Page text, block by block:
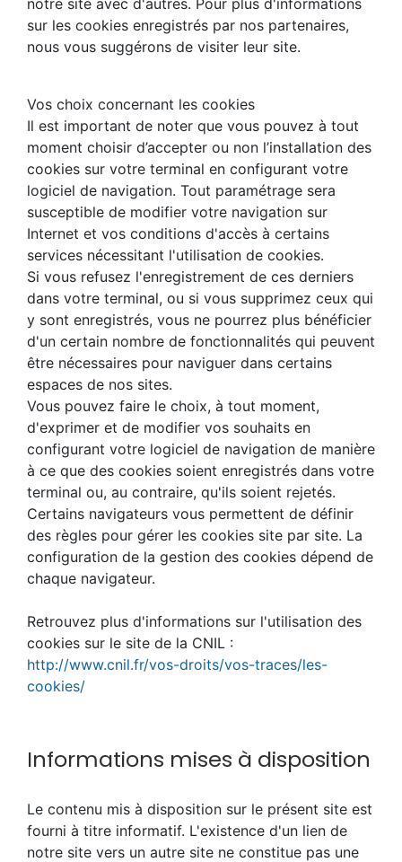
sur les cookies enregistrés par nos partenaires,
nous vous suggérons de visiter leur site.
Vos choix concernant les cookies
Il est important de noter que vous pouvez à tout
moment choisir d’accepter ou non l’installation des
cookies sur votre terminal en configurant votre
logiciel de navigation. Tout paramétrage sera
susceptible de modifier votre navigation sur
Internet et vos conditions d'accès à certains
services nécessitant l'utilisation de cookies.
Si vous refusez l'enregistrement de ces derniers
dans votre terminal, ou si vous supprimez ceux qui
y sont enregistrés, vous ne pourrez plus bénéficier
d'un certain nombre de fonctionnalités qui peuvent
être nécessaires pour naviguer dans certains
espaces de nos sites.
Vous pouvez faire le choix, à tout moment,
d'exprimer et de modifier vos souhaits en
configurant votre logiciel de navigation de manière
à ce que des cookies soient enregistrés dans votre
terminal ou, au contraire, qu'ils soient rejetés.
Certains navigateurs vous permettent de définir
des règles pour gérer les cookies site par site. La
configuration de la gestion des cookies dépend de
chaque navigateur.
Retrouvez plus d'informations sur l'utilisation des
cookies sur le site de la CNIL :
http://www.cnil.fr/vos-droits/vos-traces/les-
cookies/
Informations mises à disposition
Le contenu mis à disposition sur le présent site est
fourni à titre informatif. L'existence d'un lien de
notre site vers un autre site ne constitue pas une